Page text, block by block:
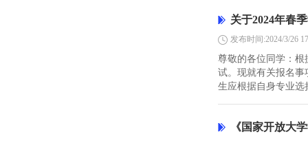
关于2024年春
发布时间:2024/3/26
尊敬的各位同学：根
试。现就有关报名
生应根据自身专业
《国家开放大